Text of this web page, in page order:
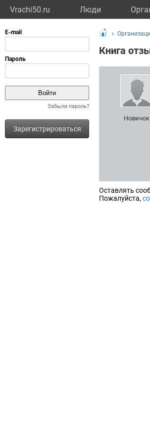
Vrachi50.ru Люди
Забыли пароль?
Зарегистрироваться
Книга
Новичок
Оставлять
Пожалуйста,